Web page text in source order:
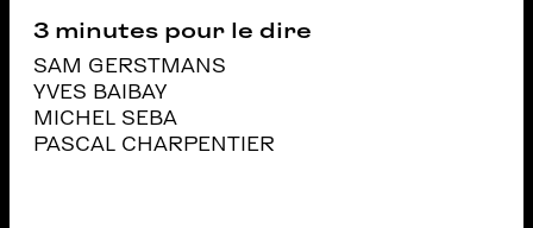
3 minutes pour le dire
SAM GERSTMANS
YVES BAIBAY
MICHEL SEBA
PASCAL CHARPENTIER